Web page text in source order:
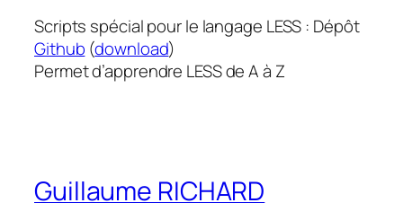
Scripts spécial pour le langage LESS : Dépôt
Github (download)
Permet d’apprendre LESS de A à Z
Guillaume RICHARD